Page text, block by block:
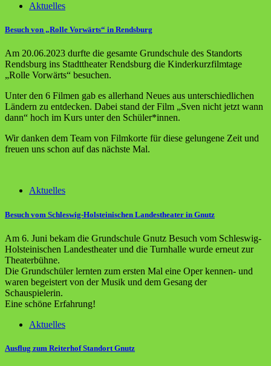
Aktuelles
Besuch von „Rolle Vorwärts“ in Rendsburg
Am 20.06.2023 durfte die gesamte Grundschule des Standorts
Rendsburg ins Stadttheater Rendsburg die Kinderkurzfilmtage
„Rolle Vorwärts“ besuchen.
Unter den 6 Filmen gab es allerhand Neues aus unterschiedlichen
Ländern zu entdecken. Dabei stand der Film „Sven nicht jetzt wann
dann“ hoch im Kurs unter den Schüler*innen.
Wir danken dem Team von Filmkorte für diese gelungene Zeit und
freuen uns schon auf das nächste Mal.
Aktuelles
Besuch vom Schleswig-Holsteinischen Landestheater in Gnutz
Am 6. Juni bekam die Grundschule Gnutz Besuch vom Schleswig-
Holsteinischen Landestheater und die Turnhalle wurde erneut zur
Theaterbühne.
Die Grundschüler lernten zum ersten Mal eine Oper kennen- und
waren begeistert von der Musik und dem Gesang der
Schauspielerin.
Eine schöne Erfahrung!
Aktuelles
Ausflug zum Reiterhof Standort Gnutz